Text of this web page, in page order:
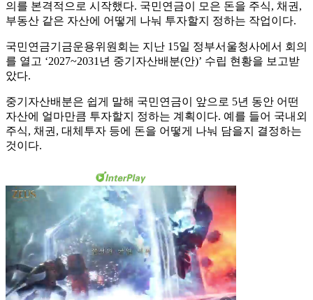
의를 본격적으로 시작했다. 국민연금이 모은 돈을 주식, 채권,
부동산 같은 자산에 어떻게 나눠 투자할지 정하는 작업이다.
국민연금기금운용위원회는 지난 15일 정부서울청사에서 회의
를 열고 ‘2027~2031년 중기자산배분(안)’ 수립 현황을 보고받
았다.
중기자산배분은 쉽게 말해 국민연금이 앞으로 5년 동안 어떤
자산에 얼마만큼 투자할지 정하는 계획이다. 예를 들어 국내외
주식, 채권, 대체투자 등에 돈을 어떻게 나눠 담을지 결정하는
것이다.